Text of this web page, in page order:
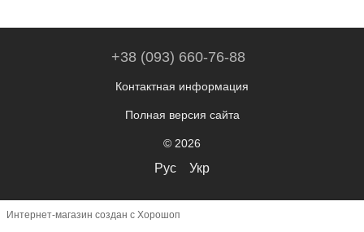
+38 (093) 660-76-88
Контактная информация
Полная версия сайта
© 2026
Рус Укр
Интернет-магазин создан с Хорошоп